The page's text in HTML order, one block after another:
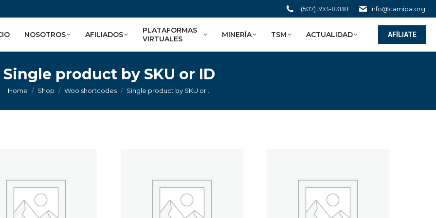
+(507) 393-8388 info@camipa.org
NOSOTROS AFILIADOS
PLATAFORMAS
VIRTUALES
MINERÍA TSM ACTUALIDAD AFÍLIATE
Single product by SKU or ID
You are here:
Home Shop Woo shortcodes Single product by SKU or…